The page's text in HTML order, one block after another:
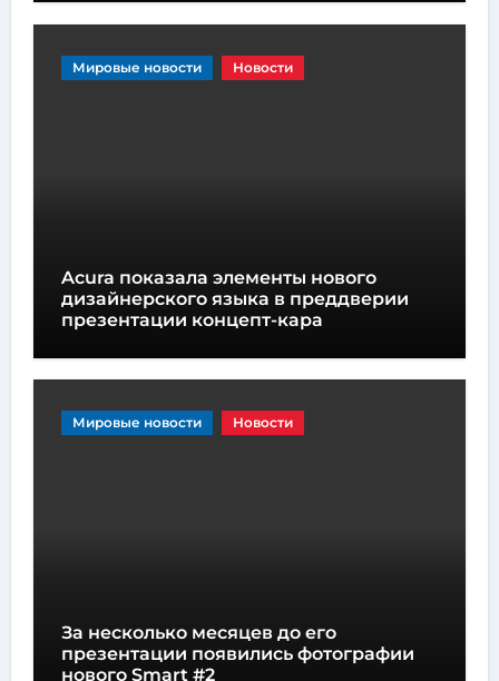
Мировые новости Новости
Acura показала элементы нового
дизайнерского языка в преддверии
презентации концепт-кара
Мировые новости Новости
За несколько месяцев до его
презентации появились фотографии
нового Smart #2